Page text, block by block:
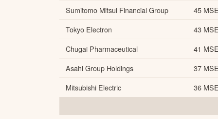
Sumitomo Mitsui Financial Group
45
Tokyo Electron
43
Chugai Pharmaceutical
41
Asahi Group Holdings
37
Mitsubishi Electric
36